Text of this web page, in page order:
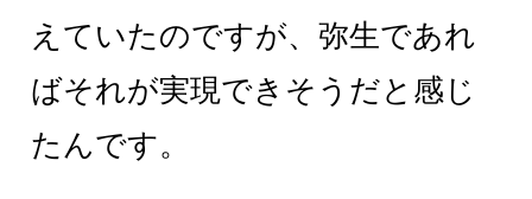
えていたのですが、弥生であれ
ばそれが実現できそうだと感じ
たんです。